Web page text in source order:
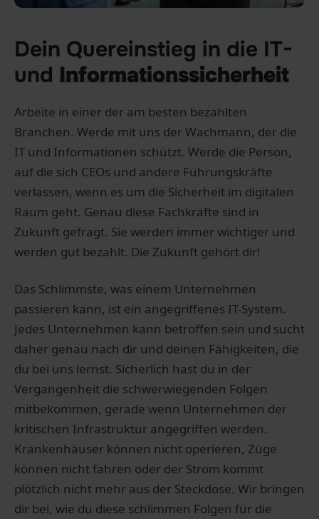
Dein Quereinstieg in die IT-
und Informationssicherheit
Arbeite in einer der am besten bezahlten
Branchen. Werde mit uns der Wachmann, der die
IT und Informationen schützt. Werde die Person,
auf die sich CEOs und andere Führungskräfte
verlassen, wenn es um die Sicherheit im digitalen
Raum geht. Genau diese Fachkräfte sind in
Zukunft gefragt. Sie werden immer wichtiger und
werden gut bezahlt. Die Zukunft gehört dir!
Das Schlimmste, was einem Unternehmen
passieren kann, ist ein angegriffenes IT-System.
Jedes Unternehmen kann betroffen sein und sucht
daher genau nach dir und deinen Fähigkeiten, die
du bei uns lernst. Sicherlich hast du in der
Vergangenheit die schwerwiegenden Folgen
mitbekommen, gerade wenn Unternehmen der
kritischen Infrastruktur angegriffen werden.
Krankenhäuser können nicht operieren, Züge
können nicht fahren oder der Strom kommt
plötzlich nicht mehr aus der Steckdose. Wir bringen
dir bei, wie du diese schlimmen Folgen für die